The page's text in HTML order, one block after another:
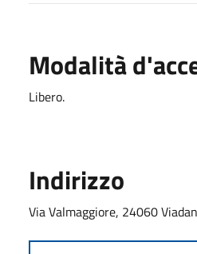
Modalità
Libero.
Indirizzo
Via Valmaggiore, 24060